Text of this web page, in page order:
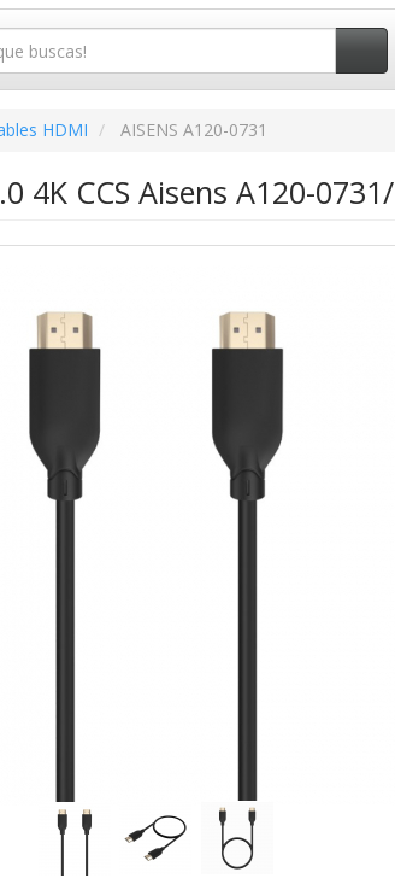
HDMI AISENS A120-0731
4K CCS Aisens A120-